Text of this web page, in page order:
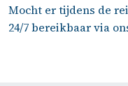
Mocht er tijdens de
24/7 bereikbaar via